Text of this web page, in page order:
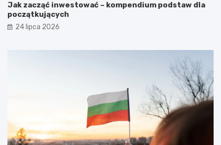
Jak zacząć inwestować – kompendium podstaw dla
początkujących
24 lipca 2026